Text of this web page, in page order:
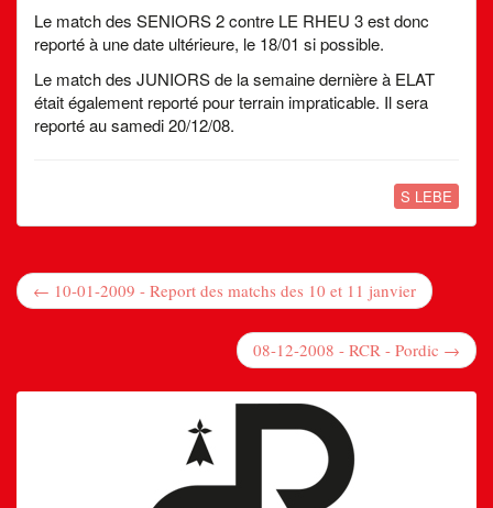
Le match des SENIORS 2 contre LE RHEU 3 est donc
reporté à une date ultérieure, le 18/01 si possible.
Le match des JUNIORS de la semaine dernière à ELAT
était également reporté pour terrain impraticable. Il sera
reporté au samedi 20/12/08.
S LEBE
← 10-01-2009 - Report des matchs des 10 et 11 janvier
08-12-2008 - RCR - Pordic →